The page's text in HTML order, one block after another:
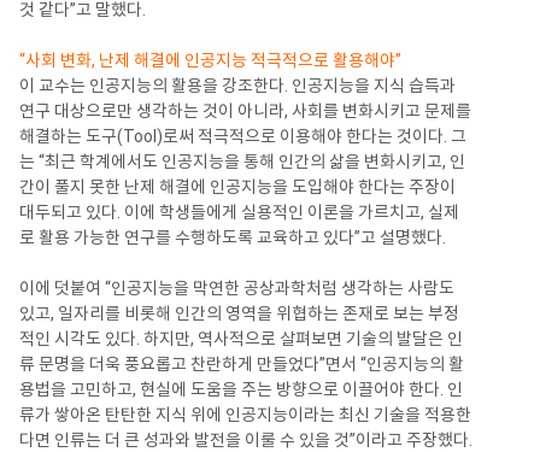
것 같다”고 말했다.
“사회 변화, 난제 해결에 인공지능 적극적으로 활용해야”
이 교수는 인공지능의 활용을 강조한다. 인공지능을 지식 습득과
연구 대상으로만 생각하는 것이 아니라, 사회를 변화시키고 문제를
해결하는 도구(Tool)로써 적극적으로 이용해야 한다는 것이다. 그
는 “최근 학계에서도 인공지능을 통해 인간의 삶을 변화시키고, 인
간이 풀지 못한 난제 해결에 인공지능을 도입해야 한다는 주장이
대두되고 있다. 이에 학생들에게 실용적인 이론을 가르치고, 실제
로 활용 가능한 연구를 수행하도록 교육하고 있다”고 설명했다.
이에 덧붙여 “인공지능을 막연한 공상과학처럼 생각하는 사람도
있고, 일자리를 비롯해 인간의 영역을 위협하는 존재로 보는 부정
적인 시각도 있다. 하지만, 역사적으로 살펴보면 기술의 발달은 인
류 문명을 더욱 풍요롭고 찬란하게 만들었다”면서 “인공지능의 활
용법을 고민하고, 현실에 도움을 주는 방향으로 이끌어야 한다. 인
류가 쌓아온 탄탄한 지식 위에 인공지능이라는 최신 기술을 적용한
다면 인류는 더 큰 성과와 발전을 이룰 수 있을 것”이라고 주장했다.